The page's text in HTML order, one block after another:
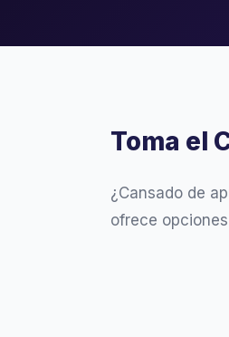
Toma el
¿Cansado de
ofrece